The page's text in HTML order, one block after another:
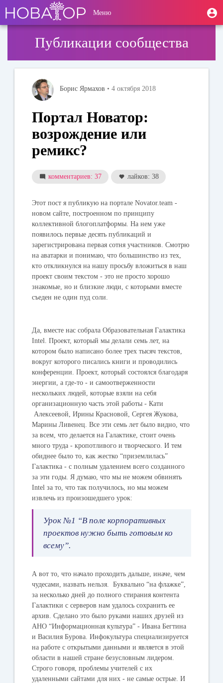
основному
содержанию
User
account
Меню
Публикации сообщества
Борис Ярмахов • 4 октября 2018
Портал Новатор:
возрождение или
ремикс?
комментариев: 37 лайков: 38
Этот пост я публикую на портале Novator.team -
новом сайте, построенном по принципу
коллективной блогоплатформы. На нем уже
появилось первые десять публикаций и
зарегистрирована первая сотня участников. Смотрю
на аватарки и понимаю, что большинство из тех,
кто откликнулся на нашу просьбу вложиться в наш
проект своим текстом - это не просто хорошо
знакомые, но и близкие люди, с которыми вместе
съеден не один пуд соли.
Да, вместе нас собрала Образовательная Галактика
Intel. Проект, который мы делали семь лет, на
котором было написано более трех тысяч текстов,
вокруг которого писались книги и проводились
конференции. Проект, который состоялся благодаря
энергии, а где-то - и самоотверженности
нескольких людей, которые взяли на себя
организационную часть этой работы - Кати
Алексеевой, Ирины Красновой, Сергея Жукова,
Марины Ливенец. Все эти семь лет было видно, что
за всем, что делается на Галактике, стоит очень
много труда - кропотливого и творческого. И тем
обиднее было то, как жестко “приземлилась”
Галактика - с полным удалением всего созданного
за эти годы. Я думаю, что мы не можем обвинять
Intel за то, что так получилось, но мы можем
извлечь из произошедшего урок:
Урок №1 “В поле корпоративных
проектов нужно быть готовым ко
всему”.
А вот то, что начало проходить дальше, иначе, чем
чудесами, назвать нельзя. Буквально “на флажке”,
за несколько дней до полного стирания контента
Галактики с серверов нам удалось сохранить ее
архив. Сделано это было руками наших друзей из
АНО “Информационная культура” - Ивана Бегтина
и Василия Бурова. Инфокультура специализируется
на работе с открытыми данными и является в этой
области в нашей стране безусловным лидером.
Строго говоря, проблемы учителей с их
удаленными сайтами для них - не самые острые. И